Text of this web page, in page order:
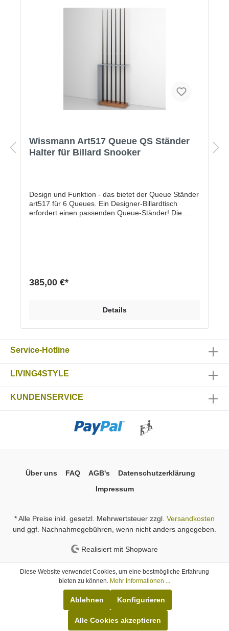
Wissmann Art517 Queue QS Ständer
Halter für Billard Snooker
Design und Funktion - das bietet der Queue Ständer
art517 für 6 Queues. Ein Designer-Billardtisch
erfordert einen passenden Queue-Ständer! Die
QualitätDesign und sehr stabile Herstellung
Eiche Optionen Verschiedene RAL Farbtöne Sockel
385,00 €*
Details
Service-Hotline
LIVING4STYLE
KUNDENSERVICE
Über uns FAQ AGB's
Datenschutzerklärung
Impressum
* Alle Preise inkl. gesetzl. Mehrwertsteuer zzgl. Versandkosten
und ggf. Nachnahmegebühren, wenn nicht anders angegeben.
Realisiert mit Shopware
Diese Website verwendet Cookies, um eine bestmögliche Erfahrung
bieten zu können. Mehr Informationen ...
Ablehnen Konfigurieren
Alle Cookies akzeptieren